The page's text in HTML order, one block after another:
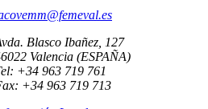
Blasco Ibañez, 127
Valencia (ESPAÑA)
+34 963 719 761
+34 963 719 713